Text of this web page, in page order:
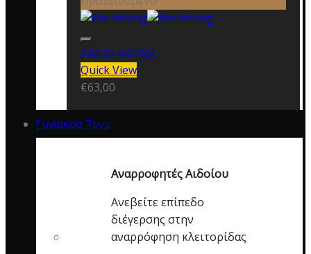
Add to wishlist
Quick View
€63,00
Γυναικεια Toys
Αναρροφητές Αιδοίου
Ανεβείτε επίπεδο
διέγερσης στην
αναρρόφηση κλειτορίδας